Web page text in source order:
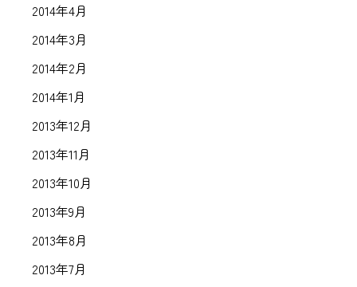
2014年4月
2014年3月
2014年2月
2014年1月
2013年12月
2013年11月
2013年10月
2013年9月
2013年8月
2013年7月